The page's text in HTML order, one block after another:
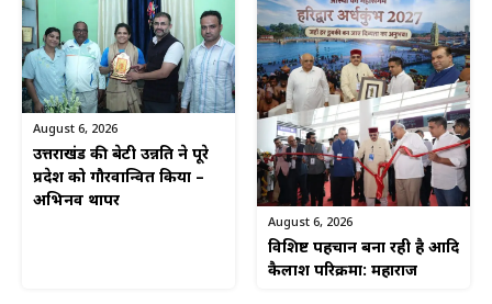
August 6, 2026
उत्तराखंड की बेटी उन्नति ने पूरे
प्रदेश को गौरवान्वित किया –
अभिनव थापर
August 6, 2026
विशिष्ट पहचान बना रही है आदि
कैलाश परिक्रमा: महाराज